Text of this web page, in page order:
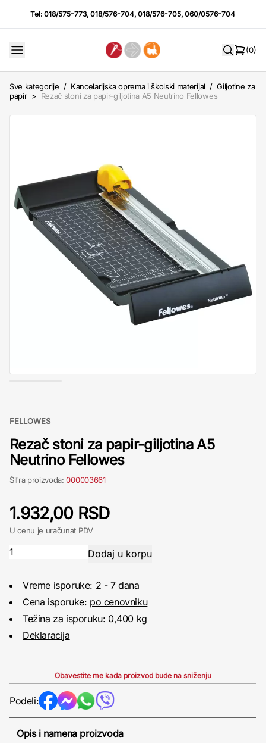
Tel:018/575-773,018/576-704,018/576-705,060/0576-704
(0)
Sve kategorije / Kancelarijska oprema i školski materijal / Giljotine za
papir > Rezač stoni za papir-giljotina A5 Neutrino Fellowes
FELLOWES
Rezač stoni za papir-giljotina A5
Neutrino Fellowes
Šifra proizvoda:000003661
1.932,00 RSD
U cenu je uračunat PDV
Vreme isporuke: 2 - 7 dana
Cena isporuke: po cenovniku
Težina za isporuku: 0,400 kg
Deklaracija
Obavestite me kada proizvod bude na sniženju
Podeli:
Opis i namena proizvoda